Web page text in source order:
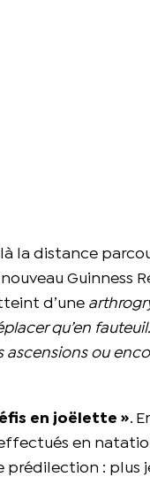
la distance
Guinness
d’une
qu’en
ou
en joëlette ».
en
prédilection : plus